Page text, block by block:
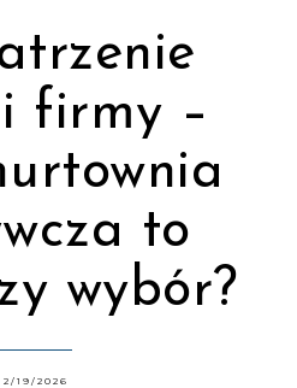
firmy –
to
wybór?
2/19/2026